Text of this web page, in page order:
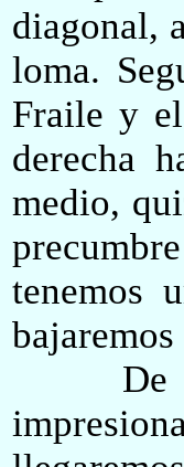
diagonal,
loma.
Fraile y
derecha
medio,
tenemos
bajaremos
De